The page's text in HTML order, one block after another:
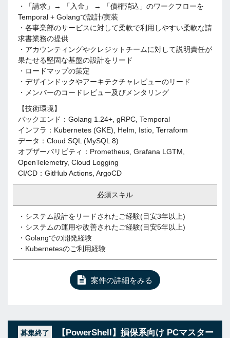
・「請求」→ 「入金」 → 「債権消込」のワークフローを
Temporal +​ Golangで設計/実装
・各事業部のサービスに対して柔軟で利用しやすい柔軟な請
求書業務の提供
・アカウンティングやクレジットチームに対して説明責任が
果たせる堅固な基盤の設計をリード
・ロードマップの策定
・デザインドックやアーキテクチャレビューのリード
・メンバーのコードレビュー及びメンタリング
【技術環境】
バックエンド：Golang 1.​24+​, gRPC, Temporal
インフラ：Kubernetes (GKE)​, Helm, Istio, Terraform
データ：Cloud SQL (MySQL 8)​
オブザーバリビティ：Prometheus, Grafana LGTM,
OpenTelemetry, Cloud Logging
CI/CD：GitHub Actions, ArgoCD
必須スキル
・システム設計をリードされたご経験(目安3年以上)​
・システムの運用や改善されたご経験(目安5年以上)​
・Golangでの開発経験
・Kubernetesのご利用経験
案件の詳細をみる
募集終了
【PowerShell】損保系向け PCマスター